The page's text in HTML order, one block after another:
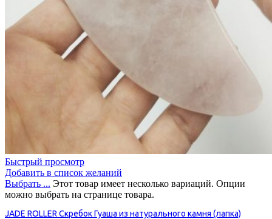
Быстрый просмотр
Добавить в список желаний
Выбрать ... Этот товар имеет несколько вариаций. Опции
можно выбрать на странице товара.
JADE ROLLER Скребок Гуаша из натурального камня (лапка)